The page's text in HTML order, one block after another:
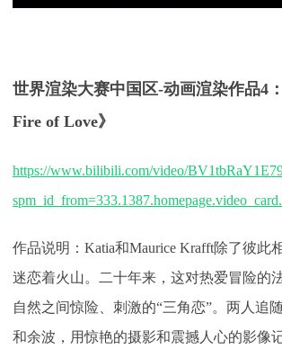
世界渲染大赛中国区-动画渲染作品4
Fire of Love》
https://www.bilibili.com/video/
作品说明： Katia和Maurice Krafft除了彼此
迷恋着火山。二十年来，这对热爱冒险的
自然之间惊险、刺激的“三角恋”。两人追
和余波，用惊艳的摄影和震撼人心的影像